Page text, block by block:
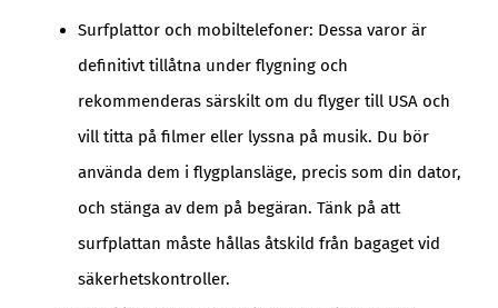
Surfplattor och mobiltelefoner: Dessa varor är
definitivt tillåtna under flygning och
rekommenderas särskilt om du flyger till USA och
vill titta på filmer eller lyssna på musik. Du bör
använda dem i flygplansläge, precis som din dator,
och stänga av dem på begäran. Tänk på att
surfplattan måste hållas åtskild från bagaget vid
säkerhetskontroller.